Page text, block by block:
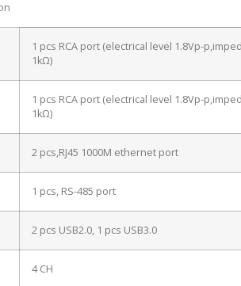
1 pcs RCA port (electrical level 1.8Vp-
1kΩ)
1 pcs RCA port (electrical level 1.8Vp-
1kΩ)
2 pcs,RJ45 1000M ethernet port
1 pcs, RS-485 port
2 pcs USB2.0, 1 pcs USB3.0
4 CH